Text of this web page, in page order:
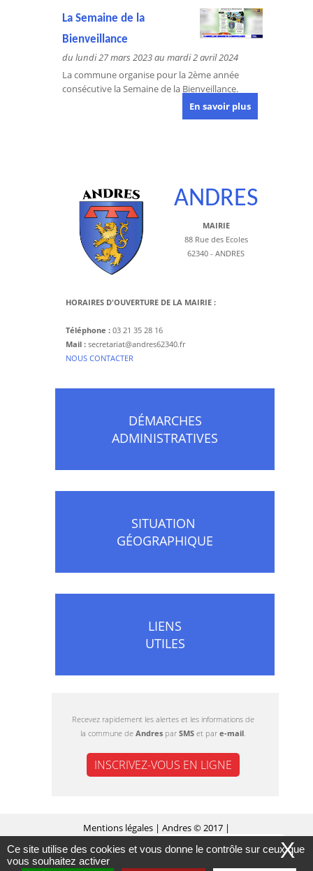
La Semaine de la
Bienveillance
du lundi 27 mars 2023 au mardi 2 avril 2024
La commune organise pour la 2ème année
consécutive la Semaine de la Bienveillance.
En savoir plus
ANDRES
MAIRIE
88 Rue des Ecoles
62340 - ANDRES
HORAIRES D'OUVERTURE DE LA MAIRIE :
Téléphone : 03 21 35 28 16
Mail : secretariat@andres62340.fr
​NOUS CONTACTER
DÉMARCHES
ADMINISTRATIVES
SITUATION
GÉOGRAPHIQUE
LIENS
UTILES
MASQUER CE MESSAGE
Recevez rapidement les alertes et les informations de
la commune de Andres par SMS et par e-mail.
INSCRIVEZ-VOUS EN LIGNE
Mentions légales | Andres © 2017 |
Conception Citopia- Solution de site internet pour X
Ce site utilise des cookies et vous donne le contrôle sur ceux que
vous souhaitez activer